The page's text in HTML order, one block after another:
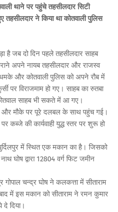
थाने पर पहुंचे तहसीलदार सिटी
ने किया था कोतवाली पुलिस
है जब दो दिन पहले तहसीलदार साहब
अपने नायब तहसीलदार और राजस्व
और कोतवाली पुलिस को अपने रौब में
पर विराजमाम हो गए। साहब का रुतबा
साहब भी सकते में आ गए।
मौके पर पूरे दलबल के साथ पहुंच गई।
कब्जे की कार्यवाही युद्ध स्तर पर शुरू हो
में स्थित एक मकान का है। जिसको
घोष द्वारा 12804 वर्ग फिट जमीन
चन्द्र घोष ने कलकत्ता में सीताराम
में इस मकान को सीताराम ने रमन कुमार
दिया।